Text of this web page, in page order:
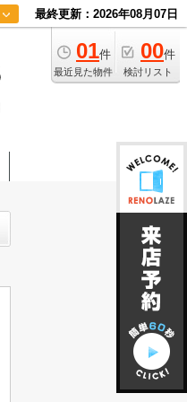
最終更新：2026年08月07日
01件
最近見た物件
00件
検討リスト